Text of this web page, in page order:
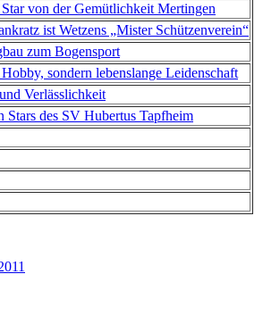
von der Gemütlichkeit Mertingen
ist Wetzens „Mister Schützenverein“
zum Bogensport
sondern lebenslange Leidenschaft
Verlässlichkeit
Stars des SV Hubertus Tapfheim